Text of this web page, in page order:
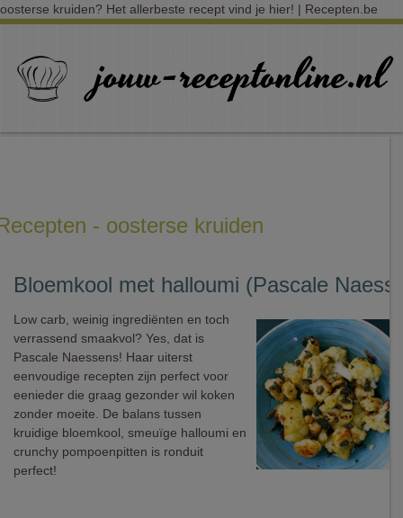
oosterse kruiden? Het allerbeste recept vind je hier! | Recepten.be
- oosterse kruiden
Bloemkool met halloumi (Pascale
Low carb, weinig ingrediënten en toch
verrassend smaakvol? Yes, dat is
Pascale Naessens! Haar uiterst
eenvoudige recepten zijn perfect voor
eenieder die graag gezonder wil koken
zonder moeite. De balans tussen
kruidige bloemkool, smeuïge halloumi en
crunchy pompoenpitten is ronduit
perfect!